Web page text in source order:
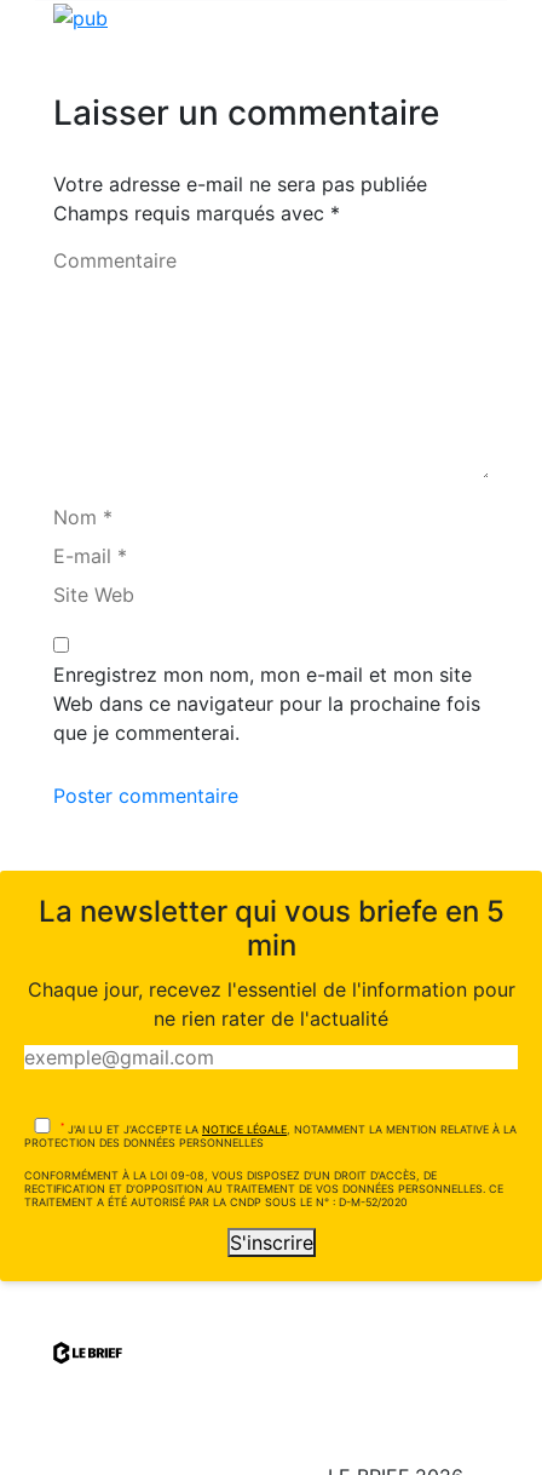
Laisser un commentaire
Votre adresse e-mail ne sera pas publiée
Champs requis marqués avec *
Commentaire
Nom *
E-mail *
Site Web
Enregistrez mon nom, mon e-mail et mon site
Web dans ce navigateur pour la prochaine fois
que je commenterai.
Poster commentaire
La newsletter qui vous briefe en 5
min
Chaque jour, recevez l'essentiel de l'information pour
ne rien rater de l'actualité
* J'AI LU ET J'ACCEPTE LA NOTICE LÉGALE , NOTAMMENT LA MENTION RELATIVE À LA
PROTECTION DES DONNÉES PERSONNELLES
CONFORMÉMENT À LA LOI 09-08, VOUS DISPOSEZ D'UN DROIT D'ACCÈS, DE
RECTIFICATION ET D'OPPOSITION AU TRAITEMENT DE VOS DONNÉES PERSONNELLES. CE
TRAITEMENT A ÉTÉ AUTORISÉ PAR LA CNDP SOUS LE N° : D-M-52/2020
S'inscrire